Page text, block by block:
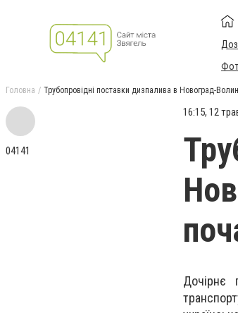
Головна Трубопровідні поставки дизпалива в Новоград-
04141
16:15, 12
Дочірнє